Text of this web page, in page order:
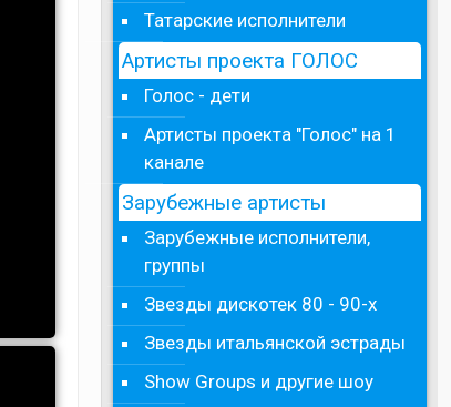
Татарские исполнители
Артисты проекта ГОЛОС
Голос - дети
Артисты проекта "Голос" на 1
канале
Зарубежные артисты
Зарубежные исполнители,
группы
Звезды дискотек 80 - 90-х
Звезды итальянской эстрады
Show Groups и другие шоу